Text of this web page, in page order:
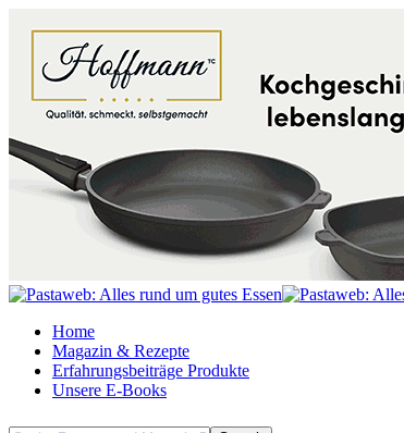
Home
Magazin & Rezepte
Erfahrungsbeiträge Produkte
Unsere E-Books